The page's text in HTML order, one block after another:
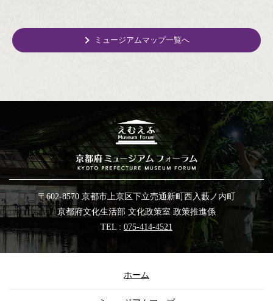
ミュージアムマップ一覧へ
〒602-8570 京都市上京区下立売通新町西入藪ノ内町
京都府文化生活部 文化政策室 政策推進係
TEL : 075-414-4521
ホーム